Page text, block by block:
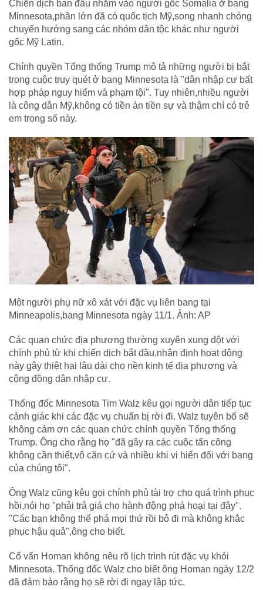
Chiến dịch ban đầu nhắm vào người gốc Somalia ở bang
Minnesota,phần lớn đã có quốc tịch Mỹ,song nhanh chóng
chuyển hướng sang các nhóm dân tộc khác như người
gốc Mỹ Latin.
Chính quyền Tổng thống Trump mô tả những người bị bắt
trong cuộc truy quét ở bang Minnesota là "dân nhập cư bất
hợp pháp nguy hiểm và phạm tội". Tuy nhiên,nhiều người
là công dân Mỹ,không có tiền án tiền sự và thậm chí có trẻ
em trong số này.
Một người phụ nữ xô xát với đặc vụ liên bang tại
Minneapolis,bang Minnesota ngày 11/1. Ảnh: AP
Các quan chức địa phương thường xuyên xung đột với
chính phủ từ khi chiến dịch bắt đầu,nhận định hoạt động
này gây thiệt hại lâu dài cho nền kinh tế địa phương và
cộng đồng dân nhập cư.
Thống đốc Minnesota Tim Walz kêu gọi người dân tiếp tục
cảnh giác khi các đặc vụ chuẩn bị rời đi. Walz tuyên bố sẽ
không cảm ơn các quan chức chính quyền Tổng thống
Trump. Ông cho rằng họ "đã gây ra các cuộc tấn công
không cần thiết,vô căn cứ và nhiều khi vi hiến đối với bang
của chúng tôi".
Ông Walz cũng kêu gọi chính phủ tài trợ cho quá trình phục
hồi,nói họ "phải trả giá cho hành động phá hoại tại đây".
"Các bạn không thể phá mọi thứ rồi bỏ đi mà không khắc
phục hậu quả",ông cho biết.
Cố vấn Homan không nêu rõ lịch trình rút đặc vụ khỏi
Minnesota. Thống đốc Walz cho biết ông Homan ngày 12/2
đã đảm bảo rằng họ sẽ rời đi ngay lập tức.